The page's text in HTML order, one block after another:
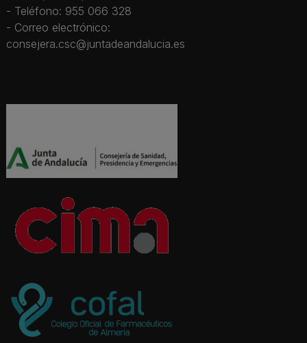
- Teléfono: 955 066 328
- Correo electrónico:
consejera.csc@juntadeandalucia.es